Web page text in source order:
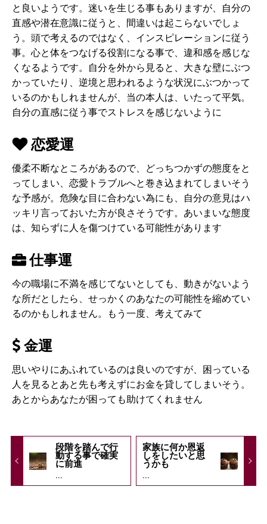
と良いようです。迷いを生じる事もありますが、自分の
直感や潜在意識に従うと、間違いは起こらないでしょ
う。頭で考えるのではなく、インスピレーションに従う
事。心と体をつなげる役割になる事で、違和感を感じな
くなるようです。自分を外から見ると、大きな壁にぶつ
かっていたり、逆境と思われるような状況にぶつかって
いるのかもしれませんが、当の本人は、いたって平気。
自分の直感に従う事でストレスを感じないように
恋愛運
優柔不断なところがあるので、どっちつかずの態度をと
ってしまい、恋愛トラブルへと巻き込まれてしまいそう
な予感が。危険な目に合わない為にも、自分の意見はハ
ッキリ言っておいた方が良さそうです。あいまいな態度
は、知らずに人を傷つけている可能性があります
仕事運
今の職場に不満を感じてないとしても、動きがないよう
な所だとしたら、せっかくのあなたの可能性を縮めてい
るのかもしれません。もう一度、考えてみて
金運
思いやりにあふれているのは良いのですが、困っている
人を見るとあと先も考えずにお金を貸してしまいそう。
あとからあなたが困っても助けてくれません
段階を踏んで行
動する事で確実
に前進
...
家族に何か恩返
しをしたいと思
うかも
...